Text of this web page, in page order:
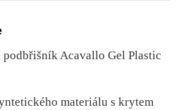
Acavallo Gel Plastic
materiálu s krytem